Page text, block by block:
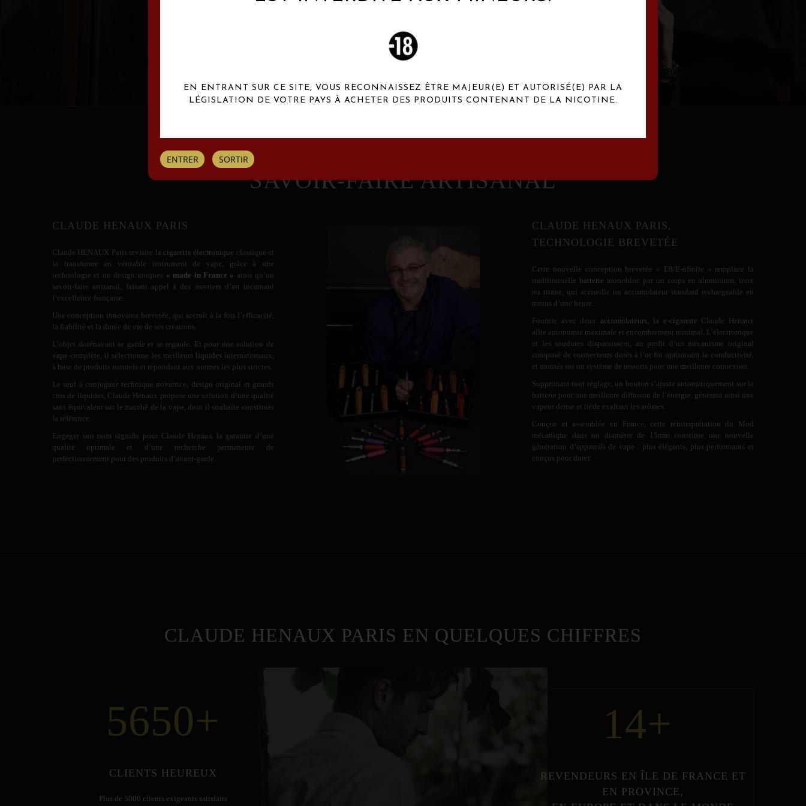
SAVOIR-FAIRE ARTISANAL
CLAUDE HENAUX PARIS
Claude HENAUX Paris revisite la cigarette électronique classique et
la transforme en véritable instrument de vape, grâce à une
technologie et un design uniques « made in France » ainsi qu’un
savoir-faire artisanal, faisant appel à des ouvriers d’art incarnant
l’excellence française.
Une conception innovante brevetée, qui accroît à la fois l’efficacité,
la fiabilité et la durée de vie de ses créations.
L’objet dorénavant se garde et se regarde. Et pour une solution de
vape complète, il sélectionne les meilleurs liquidesinternationaux,
à base de produits naturels et répondant aux normes les plus strictes.
Le seul à conjuguer technique novatrice, design original et grands
crus de liquides, Claude Henaux propose une solution d’une qualité
sans équivalent sur le marché de la vape, dont il souhaite constituer
la référence.
Engager son nom signifie pour Claude Henaux la garantie d’une
qualité optimale et d’une recherche permanente de
perfectionnement pour des produits d’avant-garde.
CLAUDE HENAUX PARIS,
TECHNOLOGIE BREVETÉE
Cette nouvelle conception brevetée « E8/E-nfinite » remplace la
traditionnelle batterie monobloc par un corps en aluminium, inox
ou titane, qui accueille un accumulateur standard rechargeable en
moins d’une heure.
Fournie avec deux accumulateurs , la e-cigarette Claude Henaux
allie autonomie maximale et encombrement minimal. L’électronique
et les soudures disparaissent, au profit d’un mécanisme original
composé de connecteurs dorés à l’or fin optimisant la conductivité,
et montés sur un système de ressorts pour une meilleure connexion.
Supprimant tout réglage, un bouton s’ajuste automatiquement sur la
batterie pour une meilleure diffusion de l’énergie, générant ainsi une
vapeur dense et tiède exaltant les arômes.
Conçue et assemblée en France, cette réinterprétation du Mod
mécanique dans un diamètre de 15mm constitue une nouvelle
génération d’appareils de vape : plus élégants, plus performants et
conçus pour durer.
CLAUDE HENAUX PARIS EN QUELQUES CHIFFRES
5650+
CLIENTS HEUREUX
Plus de 5000 clients exigeants satisfaits
14+
REVENDEURS EN ÎLE DE FRANCE ET
EN PROVINCE,
EN ENTRANT SUR CE SITE, VOUS RECONNAISSEZ ÊTRE MAJEUR(E) ET AUTORISÉ(E) PAR LA
LÉGISLATION DE VOTRE PAYS À ACHETER DES PRODUITS CONTENANT DE LA NICOTINE.
ENTRER SORTIR